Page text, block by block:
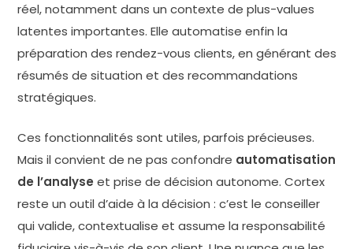
réel, notamment dans un contexte de plus-values
latentes importantes. Elle automatise enfin la
préparation des rendez-vous clients, en générant des
résumés de situation et des recommandations
stratégiques.
Ces fonctionnalités sont utiles, parfois précieuses.
Mais il convient de ne pas confondre automatisation
de l’analyse et prise de décision autonome. Cortex
reste un outil d’aide à la décision : c’est le conseiller
qui valide, contextualise et assume la responsabilité